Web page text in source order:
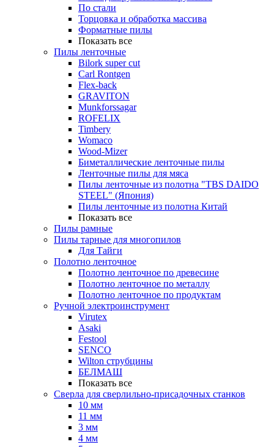
По стали
Торцовка и обработка массива
Форматные пилы
Показать все
Пилы ленточные
Bilork super cut
Carl Rontgen
Flex-back
GRAVITON
Munkforssagar
ROFELIX
Timbery
Womaco
Wood-Mizer
Биметаллические ленточные пилы
Ленточные пилы для мяса
Пилы ленточные из полотна "TBS DAIDO
STEEL" (Япония)
Пилы ленточные из полотна Китай
Показать все
Пилы рамные
Пилы тарные для многопилов
Для Тайги
Полотно ленточное
Полотно ленточное по древесине
Полотно ленточное по металлу
Полотно ленточное по продуктам
Ручной электроинструмент
Virutex
Asaki
Festool
SENCO
Wilton струбцины
БЕЛМАШ
Показать все
Сверла для сверлильно-присадочных станков
10 мм
11 мм
3 мм
4 мм